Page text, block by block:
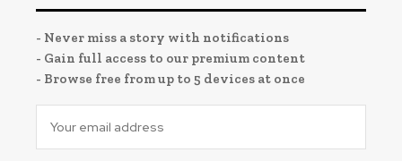
- Never miss a story with notifications
- Gain full access to our premium content
- Browse free from up to 5 devices at once